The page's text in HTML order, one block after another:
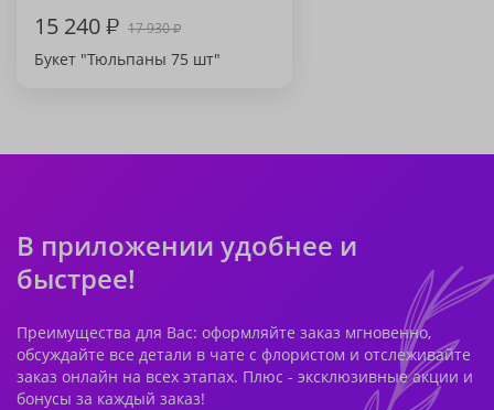
15 240₽ 17 930₽
Букет "Тюльпаны 75 шт"
В приложении удобнее и
быстрее!
Преимущества для Вас: оформляйте заказ мгновенно,
обсуждайте все детали в чате с флористом и отслеживайте
заказ онлайн на всех этапах. Плюс - эксклюзивные акции и
бонусы за каждый заказ!